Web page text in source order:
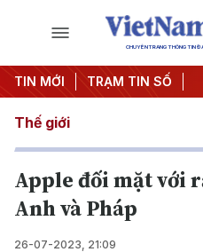
CHUYÊN TRANG THÔNG TIN
TIN MỚI TRẠM TIN SỐ
ương 3 #APEC 2027
Thế giới
Apple đối mặt với
Anh và Pháp
26-07-2023, 21:09